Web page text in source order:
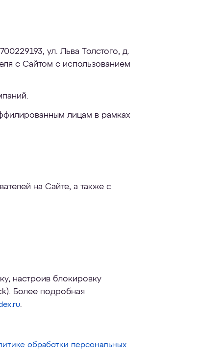
ул. Льва Толстого, д.
с Сайтом с использованием
лицам в рамках
на Сайте, а также с
настроив блокировку
Более подробная
.
обработки персональных